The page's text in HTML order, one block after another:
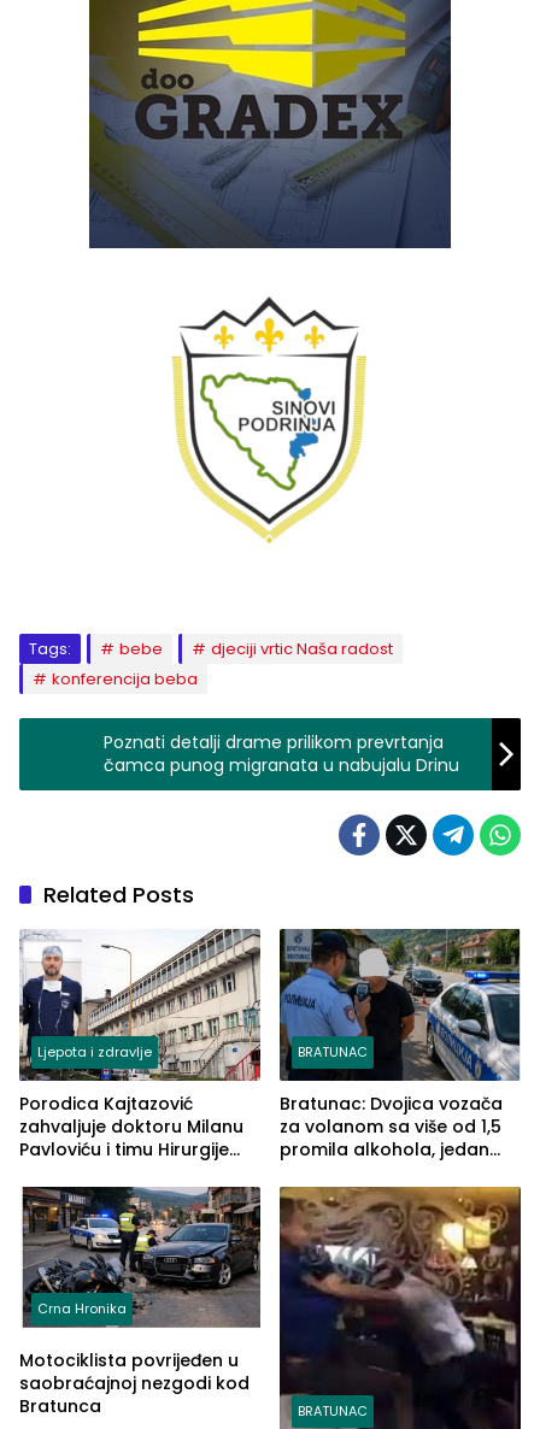
Tags: bebe
djeciji vrtic Naša radost
konferencija beba
Poznati detalji drame prilikom prevrtanja
čamca punog migranata u nabujalu Drinu
Related Posts
Ljepota i zdravlje
Porodica Kajtazović
zahvaljuje doktoru Milanu
Pavloviću i timu Hirurgije
život koji nema cijenu“
BRATUNAC
Bratunac: Dvojica vozača
za volanom sa više od 1,5
promila alkohola, jedan
Crna Hronika
Motociklista povrijeđen u
saobraćajnoj nezgodi kod
Bratunca
BRATUNAC